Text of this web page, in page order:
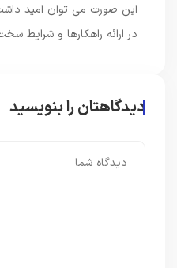
این صورت می توان امید داشت که
در ارائه راهکارها و شرایط سخت
دیدگاهتان را بنویسید